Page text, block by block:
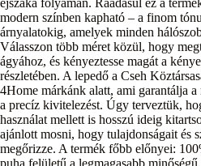
éjszaka folyamán. Ráadásul ez a
modern színben kapható – a finom
árnyalatokig, amelyek minden
Válasszon több méret közül, hogy
ágyához, és kényeztesse magát a
részletében. A lepedő a Cseh
4Home márkánk alatt, ami garantálja
a precíz kivitelezést. Úgy terveztük,
használat mellett is hosszú ideig
ajánlott mosni, hogy tulajdonságait és
megőrizze. A termék főbb előnyei: